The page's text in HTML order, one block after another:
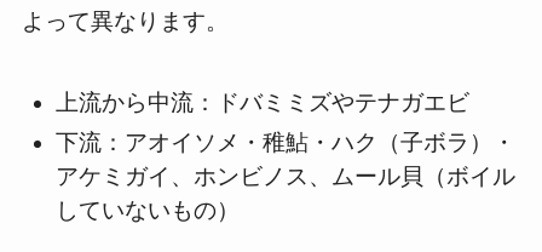
よって異なります。
上流から中流：ドバミミズやテナガエビ
下流：アオイソメ・稚鮎・ハク（子ボラ）・
アケミガイ、ホンビノス、ムール貝（ボイル
していないもの）